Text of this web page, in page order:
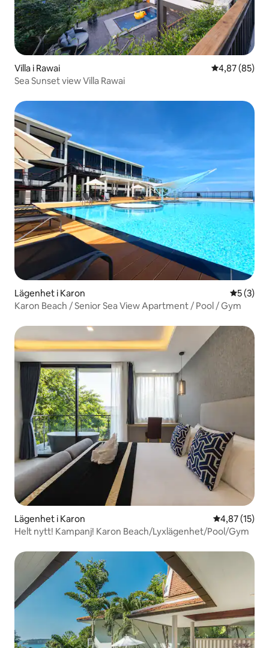
Villa i Rawai 4,87 av 5 i
4,87 (85)
Sea Sunset view Villa Rawai
Lägenhet i Karon 5 av 5 i
5 (3)
Karon Beach / Senior Sea View Apartment / Pool / Gym
Lägenhet i Karon 4,87 av 5 i
4,87 (15)
Helt nytt! Kampanj! Karon Beach/Lyxlägenhet/Pool/Gym